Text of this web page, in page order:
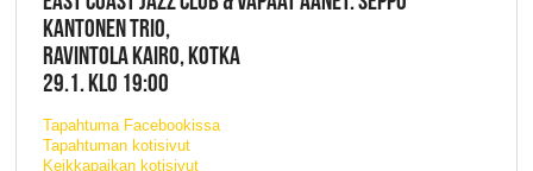
KANTONEN TRIO,
RAVINTOLA KAIRO, KOTKA
29.1. KLO 19:00
Tapahtuma Facebookissa
Tapahtuman kotisivut
Keikkapaikan kotisivut